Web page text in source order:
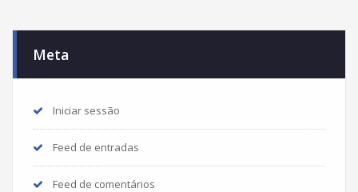
Meta
Iniciar sessão
Feed de entradas
Feed de comentários